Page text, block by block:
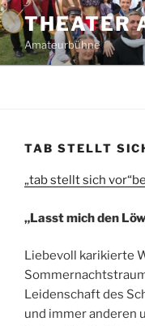
Zum
Inhalt
springen
THEATER
Amateurbühne
TAB STELLT
„tab stellt sich
„Lasst mich den
Liebevoll karikierte
Leidenschaft des
und immer anderen